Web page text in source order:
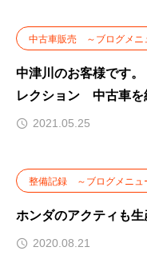
中古車販売 ～ブログメニ
中津川のお客様です
レクション 中古車を
2021.05.25
整備記録 ～ブログメニュ
ホンダのアクティも生
2020.08.21